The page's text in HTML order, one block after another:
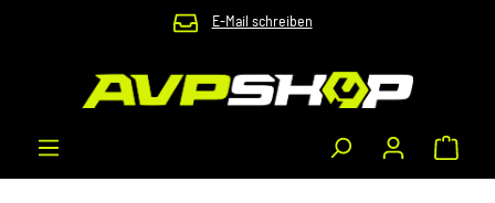
Zum Hauptinhalt springen E-Mail schreiben